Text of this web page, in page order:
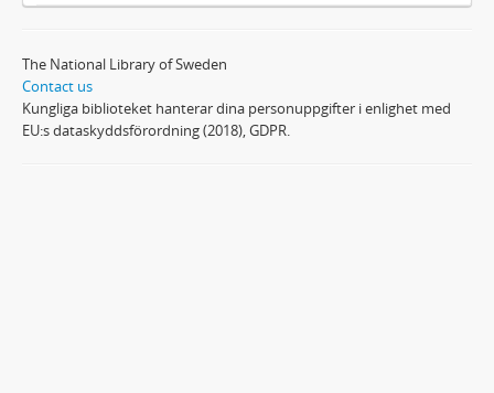
The National Library of Sweden
Contact us
Kungliga biblioteket hanterar dina personuppgifter i enlighet med
EU:s dataskyddsförordning (2018), GDPR.